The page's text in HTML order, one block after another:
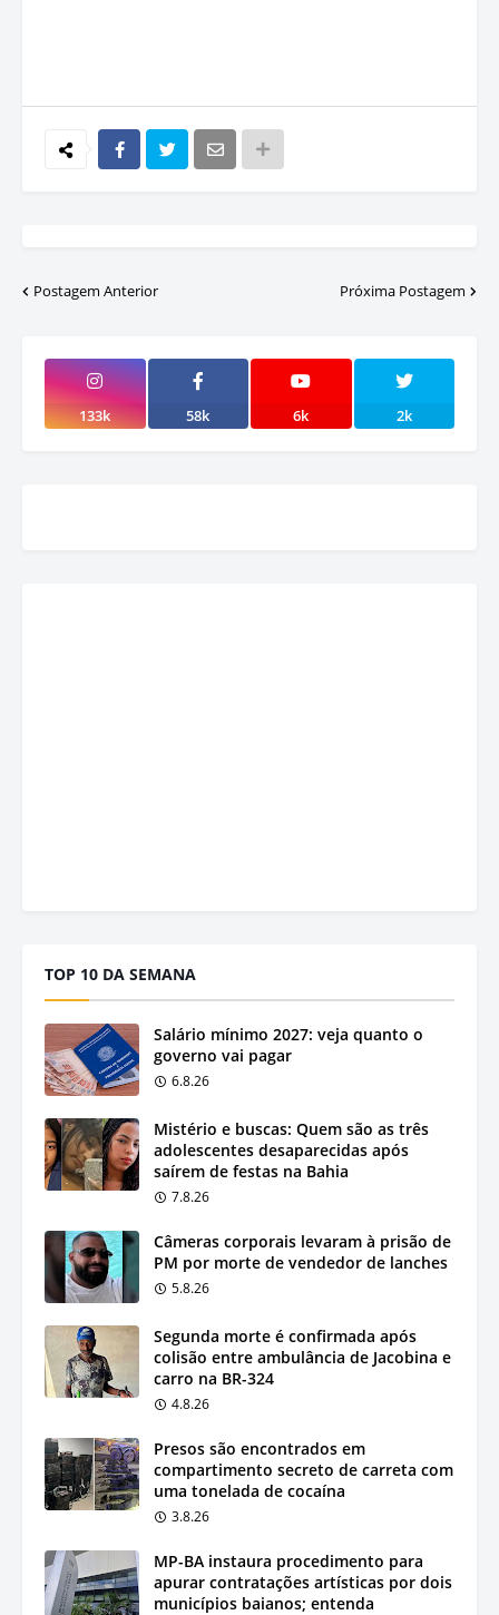
Postagem Anterior Próxima Postagem
133k 58k 6k 2k
TOP 10 DA SEMANA
Salário mínimo 2027: veja quanto o
governo vai pagar
6.8.26
Mistério e buscas: Quem são as três
adolescentes desaparecidas após
saírem de festas na Bahia
7.8.26
Câmeras corporais levaram à prisão de
PM por morte de vendedor de lanches
5.8.26
Segunda morte é confirmada após
colisão entre ambulância de Jacobina e
carro na BR-324
4.8.26
Presos são encontrados em
compartimento secreto de carreta com
uma tonelada de cocaína
3.8.26
MP-BA instaura procedimento para
apurar contratações artísticas por dois
municípios baianos; entenda